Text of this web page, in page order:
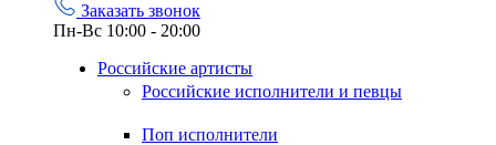
Заказать звонок
Пн-Вс 10:00 - 20:00
Российские артисты
Российские исполнители и певцы
Поп исполнители